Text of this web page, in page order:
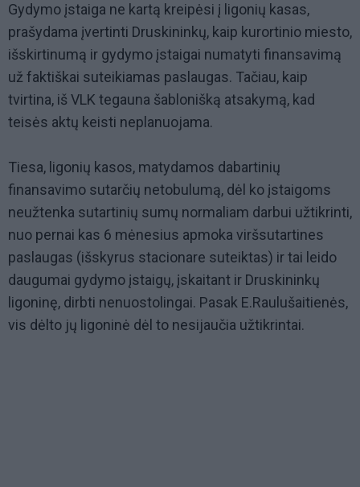
Gydymo įstaiga ne kartą kreipėsi į ligonių kasas,
prašydama įvertinti Druskininkų, kaip kurortinio miesto,
išskirtinumą ir gydymo įstaigai numatyti finansavimą
už faktiškai suteikiamas paslaugas. Tačiau, kaip
tvirtina, iš VLK tegauna šablonišką atsakymą, kad
teisės aktų keisti neplanuojama.
Tiesa, ligonių kasos, matydamos dabartinių
finansavimo sutarčių netobulumą, dėl ko įstaigoms
neužtenka sutartinių sumų normaliam darbui užtikrinti,
nuo pernai kas 6 mėnesius apmoka viršsutartines
paslaugas (išskyrus stacionare suteiktas) ir tai leido
daugumai gydymo įstaigų, įskaitant ir Druskininkų
ligoninę, dirbti nenuostolingai. Pasak E.Raulušaitienės,
vis dėlto jų ligoninė dėl to nesijaučia užtikrintai.